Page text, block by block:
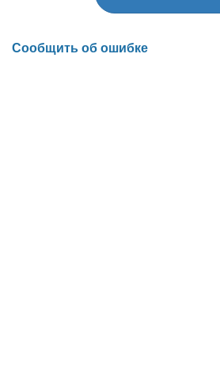
Сообщить об ошибке